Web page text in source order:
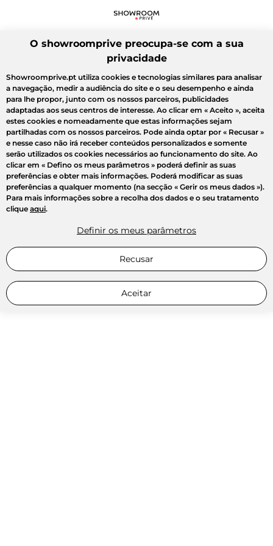
O showroomprive preocupa-se com a sua
privacidade
Showroomprive.pt utiliza cookies e tecnologias similares para analisar
a navegação, medir a audiência do site e o seu desempenho e ainda
para lhe propor, junto com os nossos parceiros, publicidades
adaptadas aos seus centros de interesse. Ao clicar em « Aceito », aceita
estes cookies e nomeadamente que estas informações sejam
partilhadas com os nossos parceiros. Pode ainda optar por « Recusar »
e nesse caso não irá receber conteúdos personalizados e somente
serão utilizados os cookies necessários ao funcionamento do site. Ao
clicar em « Defino os meus parâmetros » poderá definir as suas
preferências e obter mais informações. Poderá modificar as suas
preferências a qualquer momento (na secção « Gerir os meus dados »).
Para mais informações sobre a recolha dos dados e o seu tratamento
clique aqui.
Definir os meus parâmetros
Recusar
Aceitar